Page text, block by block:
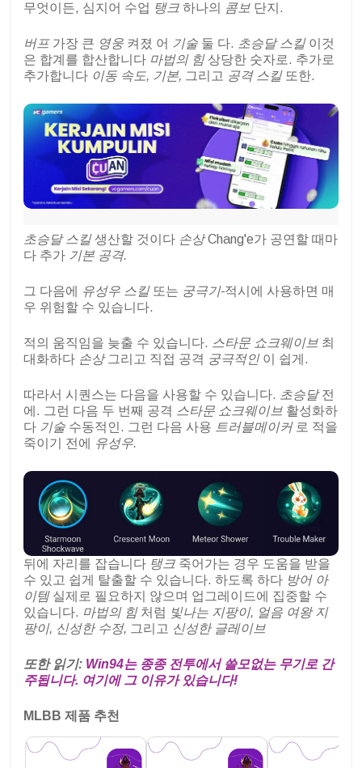
무엇이든, 심지어 수업 탱크 하나의 콤보 단지.
버프 가장 큰 영웅 켜졌 어 기술 둘 다. 초승달 스킬 이것
은 합계를 합산합니다 마법의 힘상당한 숫자로. 추가로
추가합니다 이동 속도, 기본, 그리고 공격 스킬 또한.
초승달 스킬생산할 것이다 손상Chang'e가 공연할 때마
다 추가 기본 공격.
그 다음에 유성우 스킬 또는 궁극기-적시에 사용하면 매
우 위험할 수 있습니다.
적의 움직임을 늦출 수 있습니다. 스타문 쇼크웨이브 최
대화하다 손상그리고 직접 공격 궁극적인 이 쉽게.
따라서 시퀀스는 다음을 사용할 수 있습니다. 초승달전
에. 그런 다음 두 번째 공격 스타문 쇼크웨이브 활성화하
다 기술 수동적인. 그런 다음 사용 트러블메이커 로 적을
죽이기 전에
유성우.
뒤에 자리를 잡습니다 탱크 죽어가는 경우 도움을 받을
수 있고 쉽게 탈출할 수 있습니다. 하도록 하다 방어 아
이템 실제로 필요하지 않으며 업그레이드에 집중할 수
있습니다. 마법의 힘 처럼 빛나는 지팡이, 얼음 여왕 지
팡이, 신성한 수정, 그리고 신성한 글레이브
또한 읽기: Win94는 종종 전투에서 쓸모없는 무기로 간
주됩니다. 여기에 그 이유가 있습니다!
MLBB 제품 추천